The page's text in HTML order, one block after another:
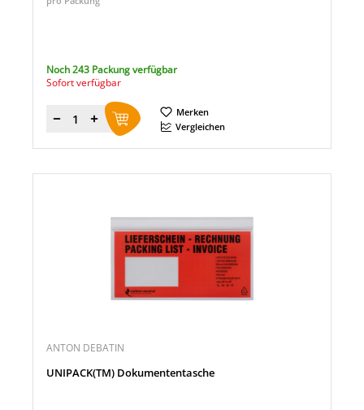
Noch 243 Packung verfügbar
Sofort verfügbar
Menge
Merken
Vergleichen
ANTON DEBATIN
UNIPACK(TM) Dokumententasche